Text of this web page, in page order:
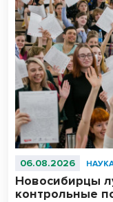
06.08.2026
Новосибирцы
контрольные